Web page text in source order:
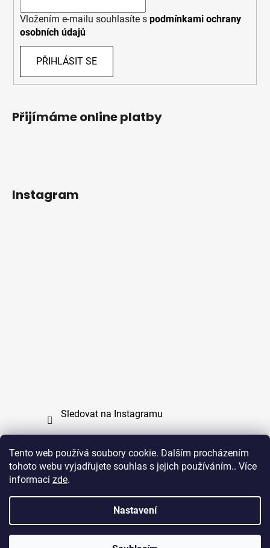
Tento web používá soubory cookie. Dalším procházením
tohoto webu vyjadřujete souhlas s jejich používáním.. Více
informací zde.
Nastavení
Vložením e-mailu souhlasíte s podmínkami ochrany
osobních údajů
PŘIHLÁSIT SE
Přijímáme online platby
Instagram
Sledovat na Instagramu
Copyright (c) 2011 - 2026 zoo-branik.cz - Všechna